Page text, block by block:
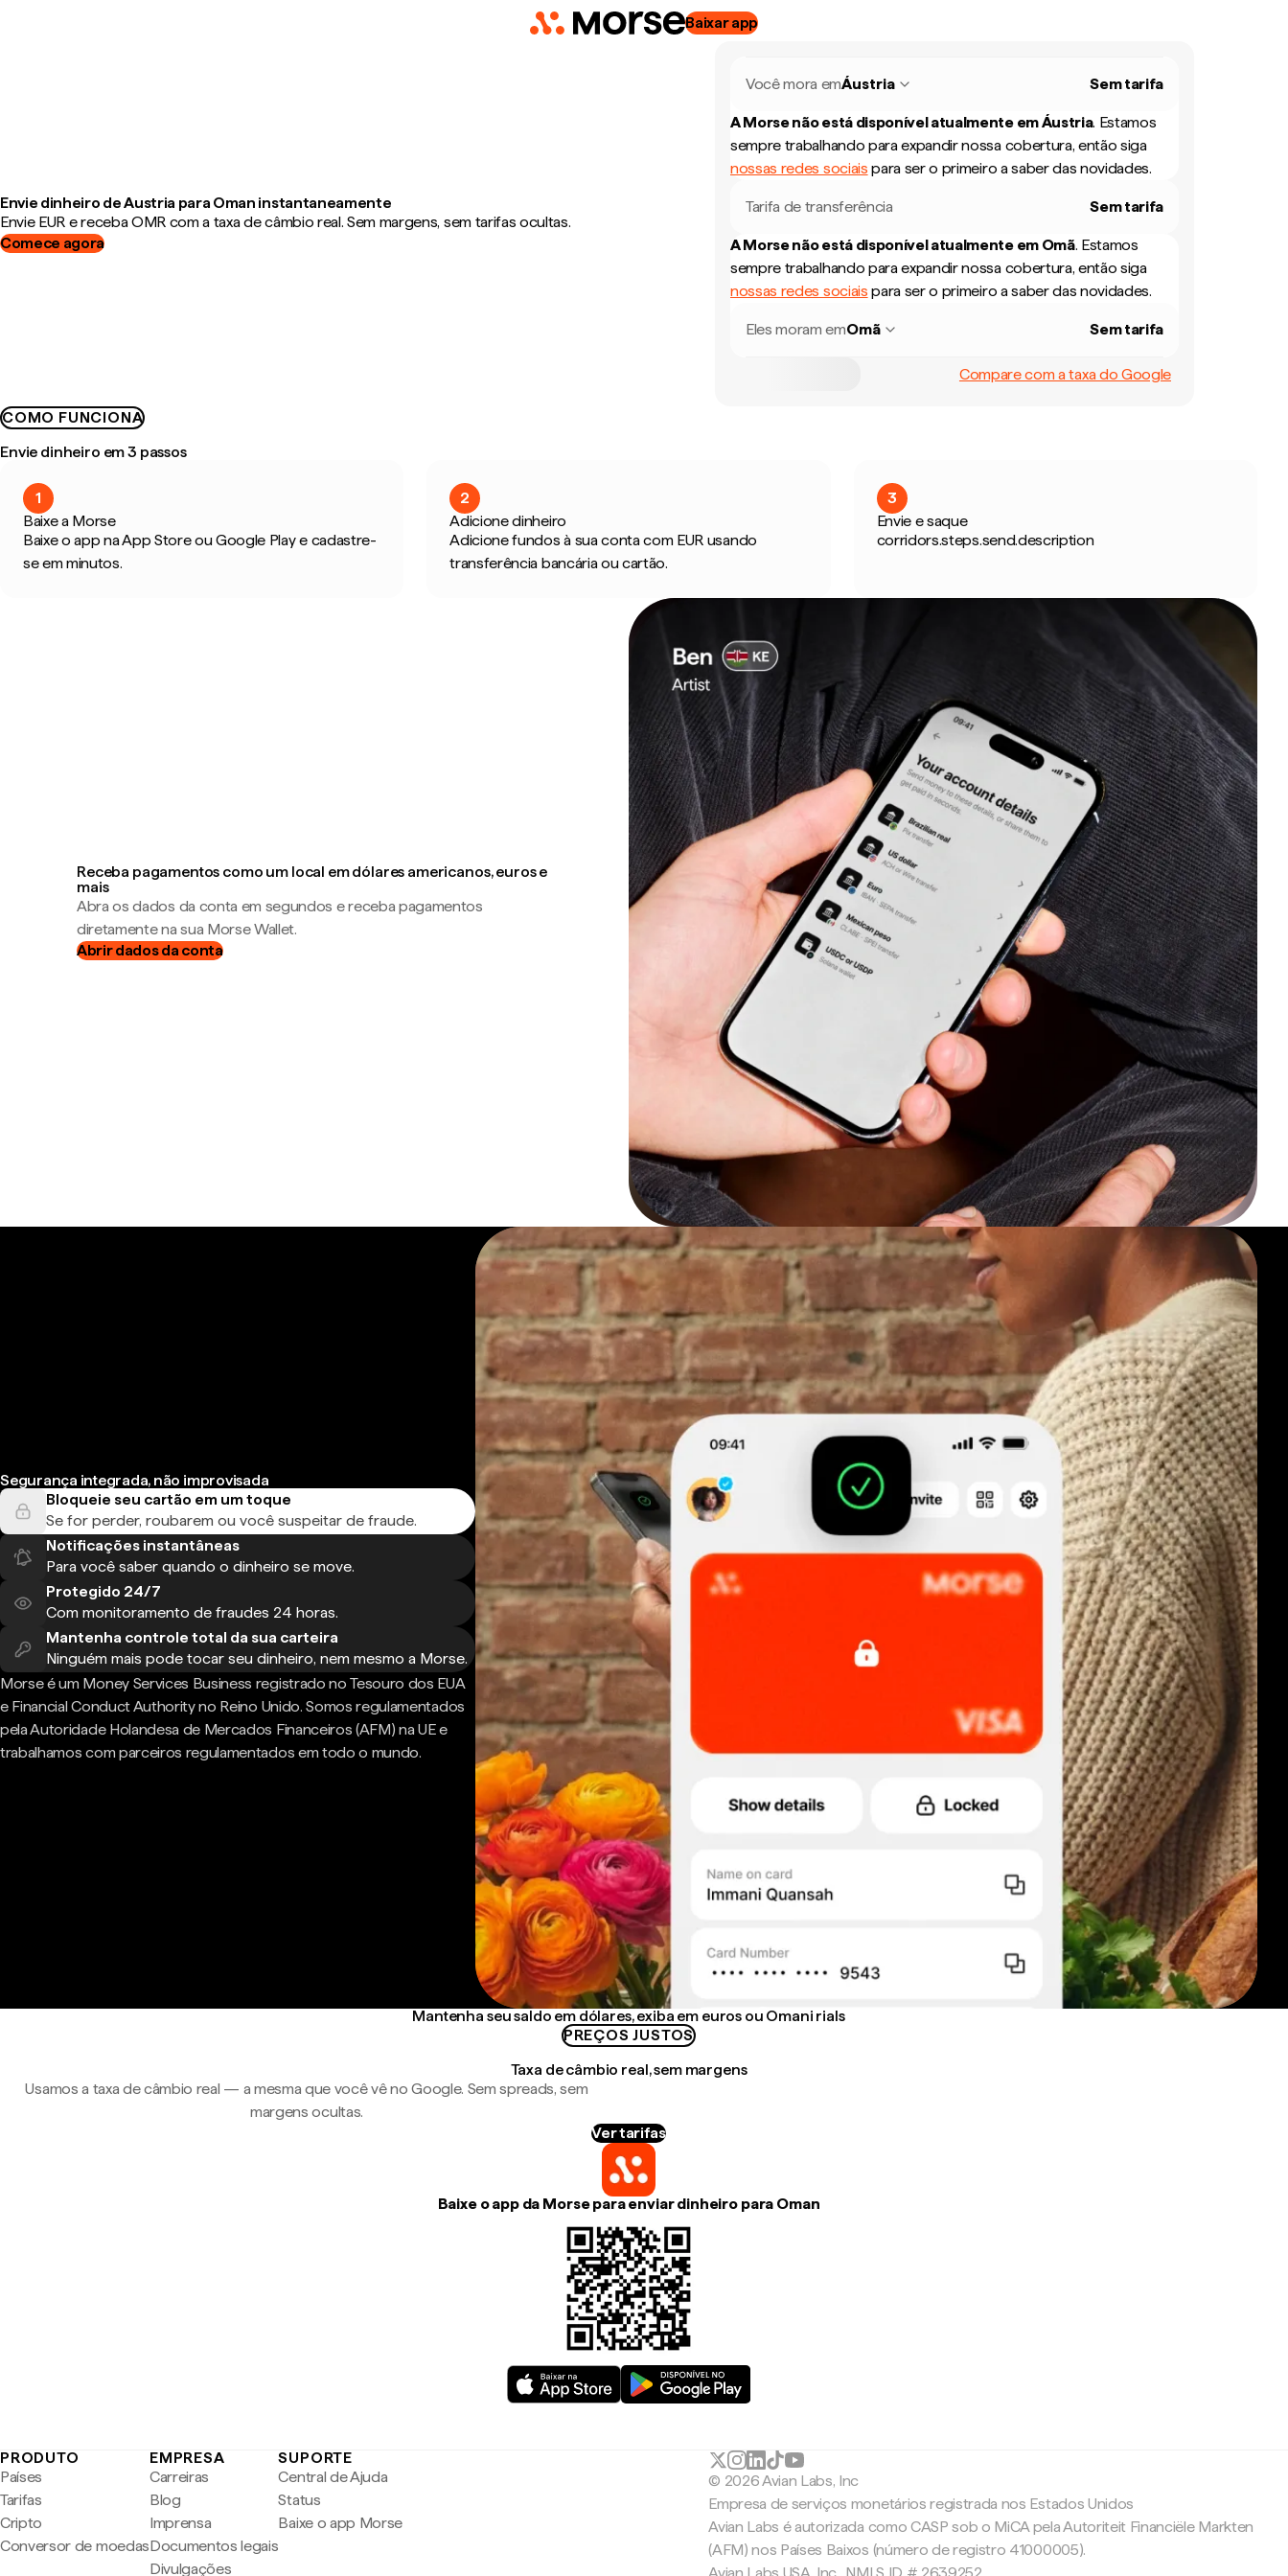
Baixar app
Envie dinheiro de Austria para Oman instantaneamente
Envie EUR e receba OMR com a taxa de câmbio real. Sem margens, sem tarifas ocultas.
Comece agora
Você mora emÁustria Sem tarifa
A Morse não está disponível atualmente emÁustria. Estamos
sempre trabalhando para expandir nossa cobertura, então siga
nossas redes sociais para ser o primeiro a saber das novidades.
Tarifa de transferência Sem tarifa
A Morse não está disponível atualmente em Omã. Estamos
sempre trabalhando para expandir nossa cobertura, então siga
nossas redes sociais para ser o primeiro a saber das novidades.
Eles moram emOmã Sem tarifa
Compare com a taxa do Google
COMO FUNCIONA
Envie dinheiro em 3 passos
1
Baixe a Morse
Baixe o app na App Store ou Google Play e cadastre-
se em minutos.
2
Adicione dinheiro
Adicione fundos à sua conta com EUR usando
transferência bancária ou cartão.
3
Envie e saque
corridors.steps.send.description
Receba pagamentos como um local em dólares americanos, euros e
mais
Abra os dados da conta em segundos e receba pagamentos
diretamente na sua Morse Wallet.
Abrir dados da conta
Segurança integrada, não improvisada
Bloqueie seu cartão em um toque
Se for perder, roubarem ou você suspeitar de fraude.
Notificações instantâneas
Para você saber quando o dinheiro se move.
Protegido 24/7
Com monitoramento de fraudes 24 horas.
Mantenha controle total da sua carteira
Ninguém mais pode tocar seu dinheiro, nem mesmo a Morse.
Morse é um Money Services Business registrado no Tesouro dos EUA
e Financial Conduct Authority no Reino Unido. Somos regulamentados
pela Autoridade Holandesa de Mercados Financeiros (AFM) na UE e
trabalhamos com parceiros regulamentados em todo o mundo.
Mantenha seu saldo em dólares, exiba em euros ou Omani rials
PREÇOS JUSTOS
Taxa de câmbio real, sem margens
Usamos a taxa de câmbio real — a mesma que você vê no Google. Sem spreads, sem
margens ocultas.
Ver tarifas
Baixe o app da Morse para enviar dinheiro para Oman
PRODUTO
Países
Tarifas
Cripto
Conversor de moedas
EMPRESA
Carreiras
Blog
Imprensa
Documentos legais
Divulgações
SUPORTE
Central de Ajuda
Status
Baixe o app Morse
© 2026 Avian Labs, Inc
Empresa de serviços monetários registrada nos Estados Unidos
Avian Labs é autorizada como CASP sob o MiCA pela Autoriteit Financiële Markten
(AFM) nos Países Baixos (número de registro 41000005).